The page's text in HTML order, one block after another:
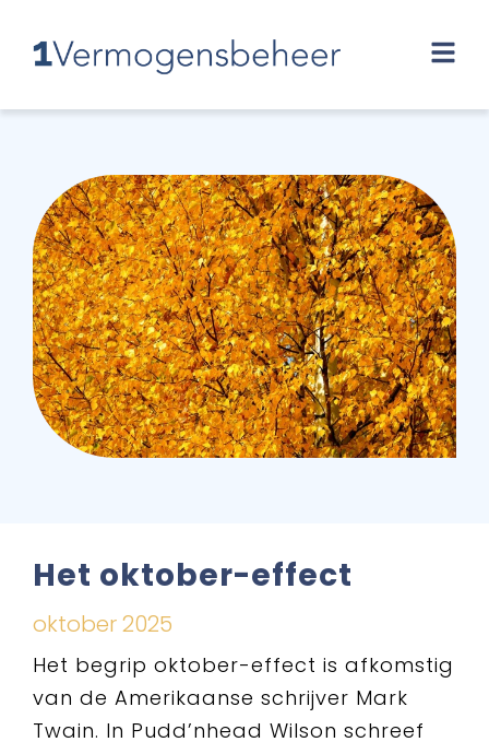
Het oktober-effect
oktober 2025
Het begrip oktober-effect is afkomstig
van de Amerikaanse schrijver Mark
Twain. In Pudd’nhead Wilson schreef